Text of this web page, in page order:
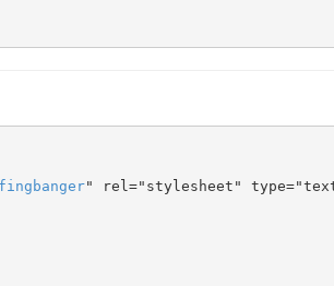
" rel="stylesheet"